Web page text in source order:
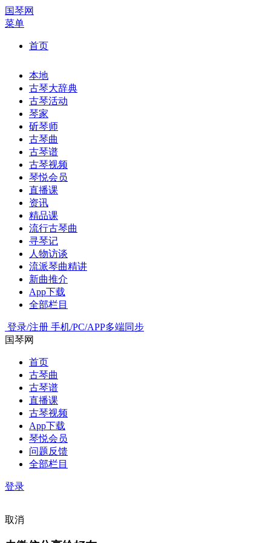
国琴网
菜单
首页
本地
古琴大辞典
古琴活动
琴家
斫琴师
古琴曲
古琴谱
古琴视频
琴悦会员
直播课
资讯
精品课
流行古琴曲
寻琴记
人物访谈
流派琴曲精讲
新曲推介
App下载
全部栏目
登录/注册 手机/PC/APP多端同步
国琴网
首页
古琴曲
古琴谱
直播课
古琴视频
App下载
琴悦会员
问题反馈
全部栏目
登录
取消